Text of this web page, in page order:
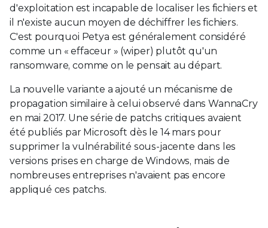
d'exploitation est incapable de localiser les fichiers et
il n'existe aucun moyen de déchiffrer les fichiers.
C'est pourquoi Petya est généralement considéré
comme un « effaceur » (wiper) plutôt qu'un
ransomware, comme on le pensait au départ.
La nouvelle variante a ajouté un mécanisme de
propagation similaire à celui observé dans WannaCry
en mai 2017. Une série de patchs critiques avaient
été publiés par Microsoft dès le 14 mars pour
supprimer la vulnérabilité sous-jacente dans les
versions prises en charge de Windows, mais de
nombreuses entreprises n'avaient pas encore
appliqué ces patchs.